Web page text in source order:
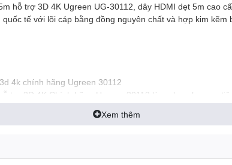
hỗ trợ 3D 4K Ugreen UG-30112, dây HDMI dẹt 5m cao
tế với lõi cáp bằng đồng nguyên chất và hợp kim kẽm
4k chính hãng Ugreen 30112
trợ 3D 4K Chính hãng Ugreen 30112 là sự lựa chọn ưu
khó khăn trong khi sử dụng, hoặc đi dây âm tường
chính hãng Ugreen được thiết kế mỏng dẹp theo đúng
dài 5m hỗ trợ 3D 4K Chính hãng Ugreen 30112
Xem thêm